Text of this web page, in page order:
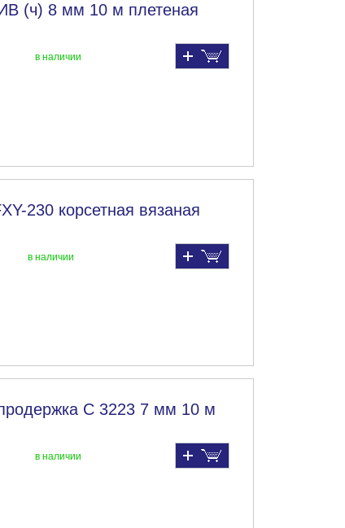
(ч) 8 мм 10 м плетеная
в наличии
230 корсетная вязаная
в наличии
С 3223 7 мм 10 м
в наличии